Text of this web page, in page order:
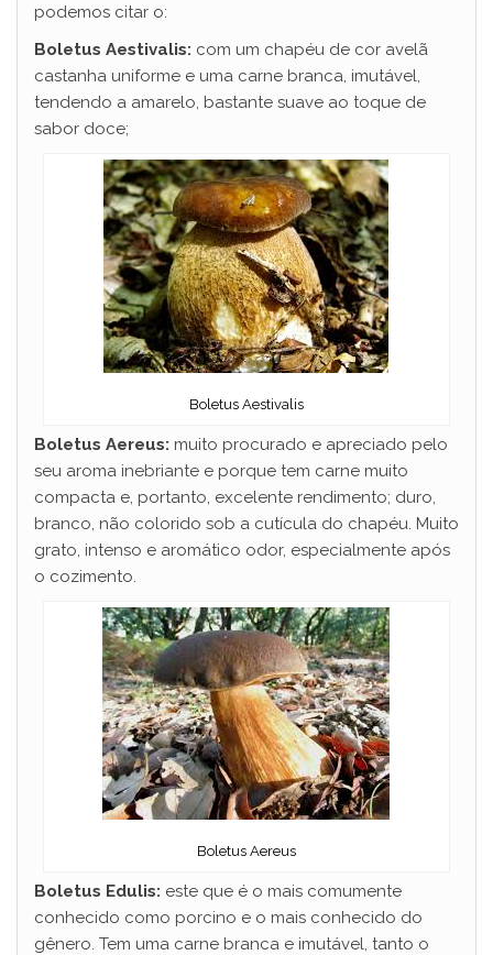
podemos citar o:
Boletus Aestivalis: com um chapéu de cor avelã
castanha uniforme e uma carne branca, imutável,
tendendo a amarelo, bastante suave ao toque de
sabor doce;
Boletus Aestivalis
Boletus Aereus: muito procurado e apreciado pelo
seu aroma inebriante e porque tem carne muito
compacta e, portanto, excelente rendimento; duro,
branco, não colorido sob a cutícula do chapéu. Muito
grato, intenso e aromático odor, especialmente após
o cozimento.
Boletus Aereus
Boletus Edulis: este que é o mais comumente
conhecido como porcino e o mais conhecido do
gênero. Tem uma carne branca e imutável, tanto o